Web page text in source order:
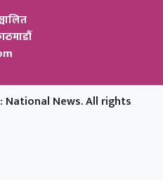
News. All rights